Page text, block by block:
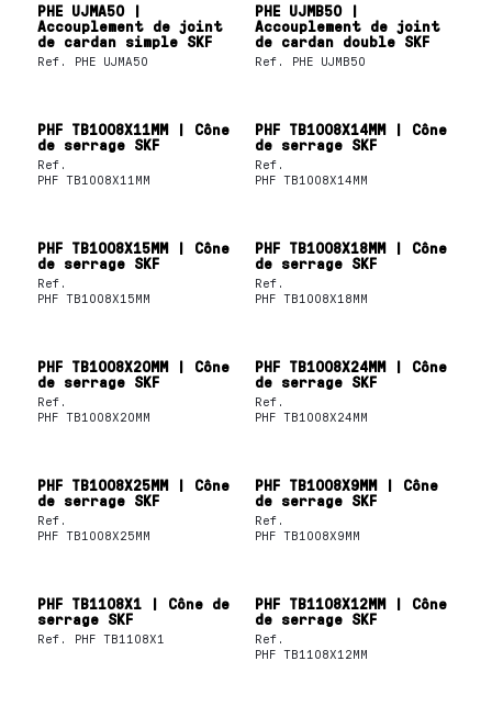
PHE UJMA50 |
Accouplement de joint
de cardan simple SKF
Ref. PHE UJMA50
PHE UJMB50 |
Accouplement de joint
de cardan double SKF
Ref. PHE UJMB50
PHF TB1008X11MM | Cône
de serrage SKF
Ref.
PHF TB1008X11MM
PHF TB1008X14MM | Cône
de serrage SKF
Ref.
PHF TB1008X14MM
PHF TB1008X15MM | Cône
de serrage SKF
Ref.
PHF TB1008X15MM
PHF TB1008X18MM | Cône
de serrage SKF
Ref.
PHF TB1008X18MM
PHF TB1008X20MM | Cône
de serrage SKF
Ref.
PHF TB1008X20MM
PHF TB1008X24MM | Cône
de serrage SKF
Ref.
PHF TB1008X24MM
PHF TB1008X25MM | Cône
de serrage SKF
Ref.
PHF TB1008X25MM
PHF TB1008X9MM | Cône
de serrage SKF
Ref.
PHF TB1008X9MM
PHF TB1108X1 | Cône de
serrage SKF
Ref. PHF TB1108X1
PHF TB1108X12MM | Cône
de serrage SKF
Ref.
PHF TB1108X12MM